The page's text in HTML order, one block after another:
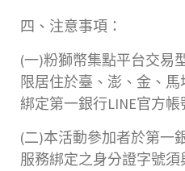
四、注意事項：
(一)粉獅幣集點平台交易
限居住於臺、澎、金、
綁定第一銀行LINE官方
(二)本活動參加者於第一
服務綁定之身分證字號